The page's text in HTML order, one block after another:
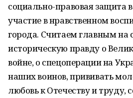
социально-правовая защита
участие в нравственном
города. Считаем главным на
историческую правду о
войне, о спецоперации на
наших воинов, прививать
любовь к Отечеству и труду,